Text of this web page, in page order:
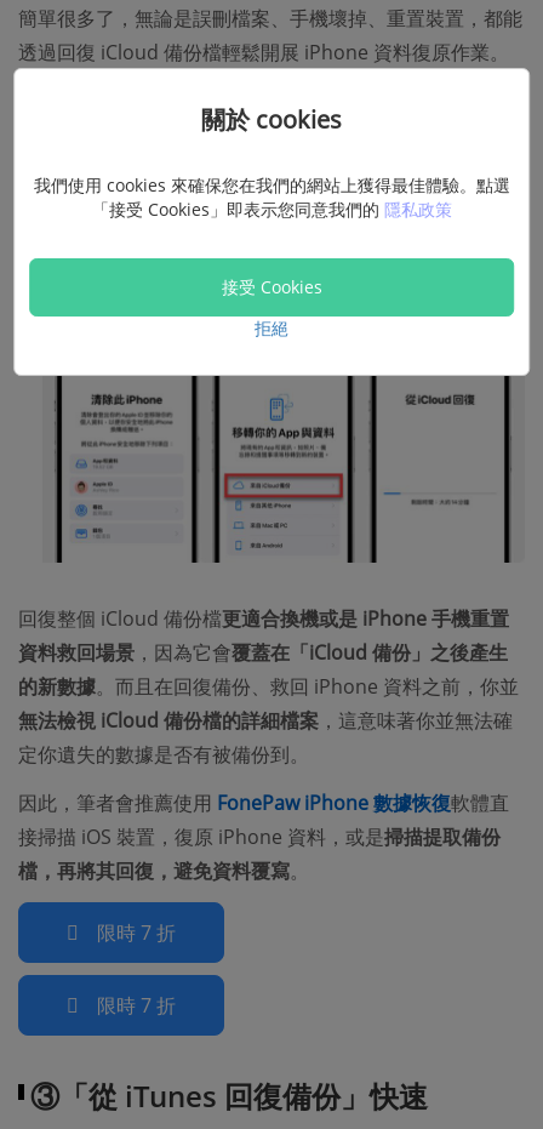
簡單很多了，無論是誤刪檔案、手機壞掉、重置裝置，都能
透過回復 iCloud 備份檔輕鬆開展 iPhone 資料復原作業。
「設定」>「一般」>「傳送或重置 iPhone」
「清除所有內容和設定」 。
等待裝置清除並重新啟動，在「轉移你的 App 與資料」
介面點選「來自 iCloud 備份」。
使用 Apple ID 登入 iCloud，選取目標備份回復即可完成
回復整個 iCloud 備份檔更適合換機或是 iPhone 手機重置
資料救回場景 ，因為它會覆蓋在「iCloud 備份」之後產生
的新數據。而且在回復備份、救回 iPhone 資料之前，你並
無法檢視 iCloud 備份檔的詳細檔案 ，這意味著你並無法確
定你遺失的數據是否有被備份到。
因此，筆者會推薦使用 FonePaw iPhone 數據恢復軟體直
接掃描 iOS 裝置，復原 iPhone 資料，或是掃描提取備份
檔，再將其回復，避免資料覆寫。
限時 7 折
限時 7 折
③「從 iTunes 回復備份」快速
關於 cookies
我們使用 cookies 來確保您在我們的網站上獲得最佳體驗。點選
「接受 Cookies」即表示您同意我們的 隱私政策
接受 Cookies
拒絕